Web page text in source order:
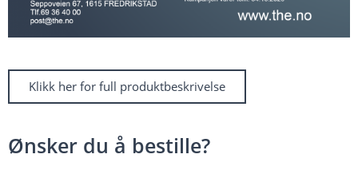
Klikk her for full produktbeskrivelse
Ønsker du å bestille?